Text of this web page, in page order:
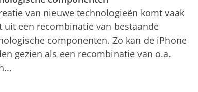
van nieuwe technologieën komt vaak
uit een recombinatie van bestaande
componenten. Zo kan de iPhone
gezien als een recombinatie van o.a.